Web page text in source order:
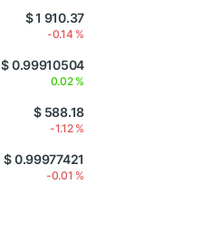
$ 1 910.37
-0.14 %
$ 0.99910504
0.02 %
$ 588.18
-1.12 %
$ 0.99977421
-0.01 %